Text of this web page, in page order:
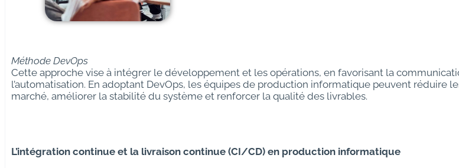
Méthode DevOps
Cette approche vise à intégrer le développement et les opérations, en favorisant la
l’automatisation. En adoptant DevOps, les équipes de production informatique peuvent réduire
marché, améliorer la stabilité du système et renforcer la qualité des livrables.
L’intégration continue et la livraison continue (CI/CD) en production informatique